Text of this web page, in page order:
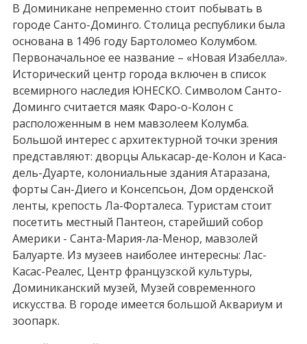
В Доминикане непременно стоит побывать в
городе Санто-Доминго. Столица республики была
основана в 1496 году Бартоломео Колумбом.
Первоначальное ее название – «Новая Изабелла».
Исторический центр города включен в список
всемирного наследия ЮНЕСКО. Символом Санто-
Доминго считается маяк Фаро-о-Колон с
расположенным в нем мавзолеем Колумба.
Большой интерес с архитектурной точки зрения
представляют: дворцы Aлькaсap-дe-Koлoн и Каса-
дель-Дуарте, колониальные здания Атаразана,
форты Сан-Диего и Консепсьон, Дом орденской
ленты, крепость Ла-Форталеса. Туристам стоит
посетить местный Пантеон, старейший собор
Америки - Санта-Мария-ла-Менор, мавзолей
Балуарте. Из музеев наиболее интересны: Лас-
Касас-Реалес, Центр французской культуры,
Доминиканский музей, Музей современного
искусства. В городе имеется большой Аквариум и
зоопарк.